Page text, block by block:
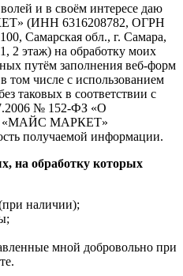
и в своём интересе даю
(ИНН 6316208782, ОГРН
Самарская обл., г. Самара,
2 этаж) на обработку моих
путём заполнения веб-форм
том числе с использованием
таковых в соответствии с
№ 152-ФЗ «О
«МАЙС МАРКЕТ»
получаемой информации.
на обработку которых
наличии);
мной добровольно при